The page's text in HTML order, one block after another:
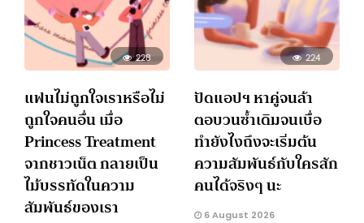
228
แฟนไม่ถูกใจเราหรือไม่
ถูกใจคนอื่น เมื่อ
Princess Treatment
จากชาวเน็ต กลายเป็น
ไม้บรรทัดในความ
สัมพันธ์ของเรา
224
ปัดแอปฯ หาคู่จนล้า
ตอบวนซ้ำเดิมจนเบื่อ
ทำยังไงถึงจะเริ่มต้น
ความสัมพันธ์กับใครสัก
คนได้จริงๆ นะ
6 August 2026